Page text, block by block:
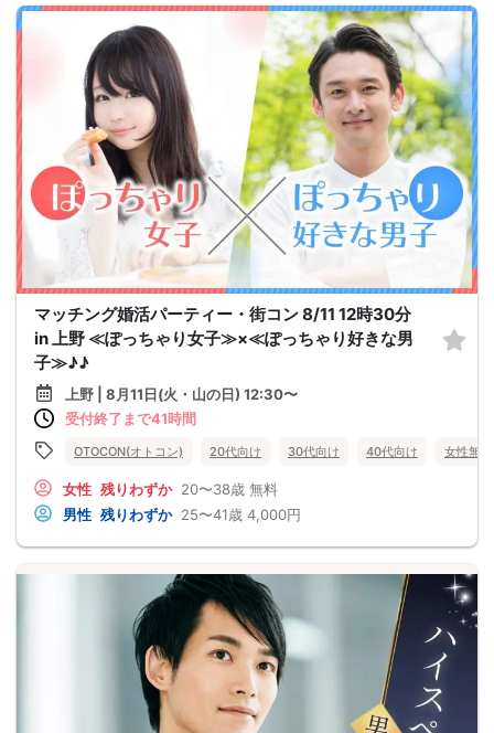
マッチング婚活パーティー・街コン 8/11 12時30分
in 上野 ≪ぽっちゃり女子≫×≪ぽっちゃり好きな男
子≫♪♪
上野 | 8月11日(火・山の日) 12:30〜
受付終了まで41時間
OTOCON(オトコン) 20代向け 30代向け 40代向け 女性無料
女性 残りわずか 20〜38歳 無料
男性 残りわずか 25〜41歳 4,000円